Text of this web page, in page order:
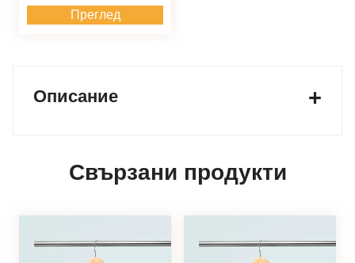
Преглед
Описание
Свързани продукти